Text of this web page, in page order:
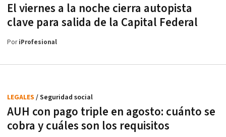
El viernes a la noche cierra autopista
clave para salida de la Capital Federal
PoriProfesional
AUH con pago triple en agosto: cuánto se
cobra y cuáles son los requisitos
LEGALES / Seguridad social